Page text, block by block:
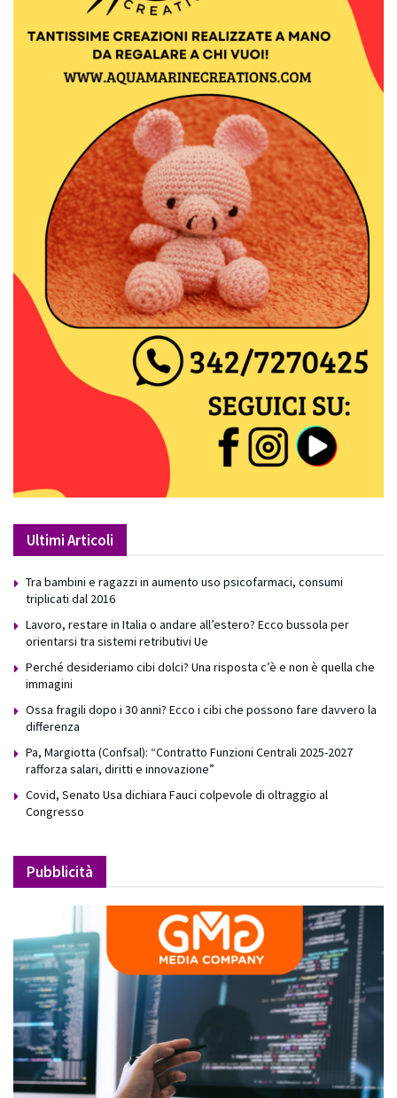
Ultimi Articoli
Tra bambini e ragazzi in aumento uso psicofarmaci, consumi
triplicati dal 2016
Lavoro, restare in Italia o andare all’estero? Ecco bussola per
orientarsi tra sistemi retributivi Ue
Perché desideriamo cibi dolci? Una risposta c’è e non è quella che
immagini
Ossa fragili dopo i 30 anni? Ecco i cibi che possono fare davvero la
differenza
Pa, Margiotta (Confsal): “Contratto Funzioni Centrali 2025-2027
rafforza salari, diritti e innovazione”
Covid, Senato Usa dichiara Fauci colpevole di oltraggio al
Congresso
Pubblicità